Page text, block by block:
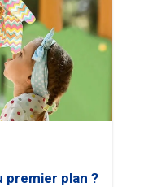
premier plan ?